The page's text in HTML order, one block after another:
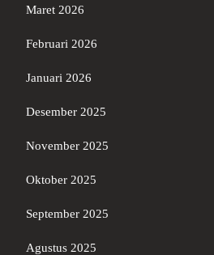
Maret 2026
Februari 2026
Januari 2026
Desember 2025
November 2025
Oktober 2025
September 2025
Agustus 2025